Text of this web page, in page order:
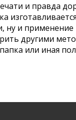
и правда
ну и
другими
или иная